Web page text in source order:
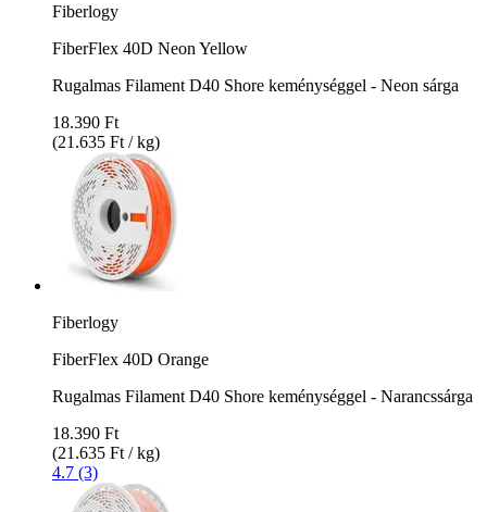
Fiberlogy
FiberFlex 40D Neon Yellow
Rugalmas Filament D40 Shore keménységgel - Neon sárga
18.390 Ft
(21.635 Ft / kg)
Fiberlogy
FiberFlex 40D Orange
Rugalmas Filament D40 Shore keménységgel - Narancssárga
18.390 Ft
(21.635 Ft / kg)
4.7 (3)